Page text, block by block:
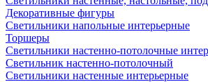
Декоративные фигуры
Светильники напольные интерьерные
Торшеры
Светильники настенно-потолочные
Светильник настенно-потолочный
Светильники настенные интерьерные